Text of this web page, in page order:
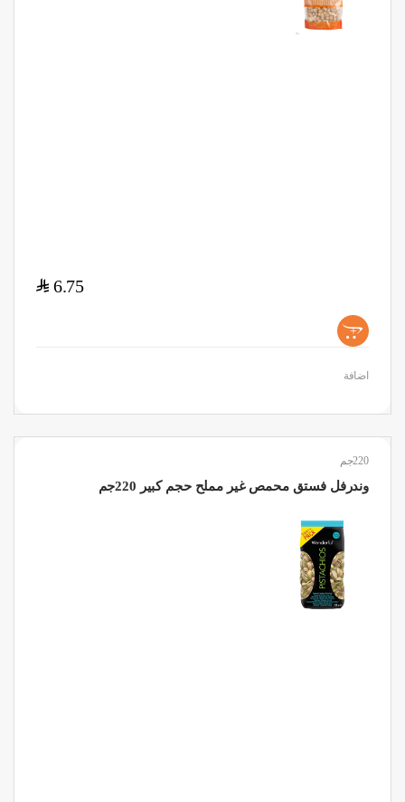
6.75
$
+
اضافة
220جم
وندرفل فستق محمص غير مملح حجم كبير 220جم